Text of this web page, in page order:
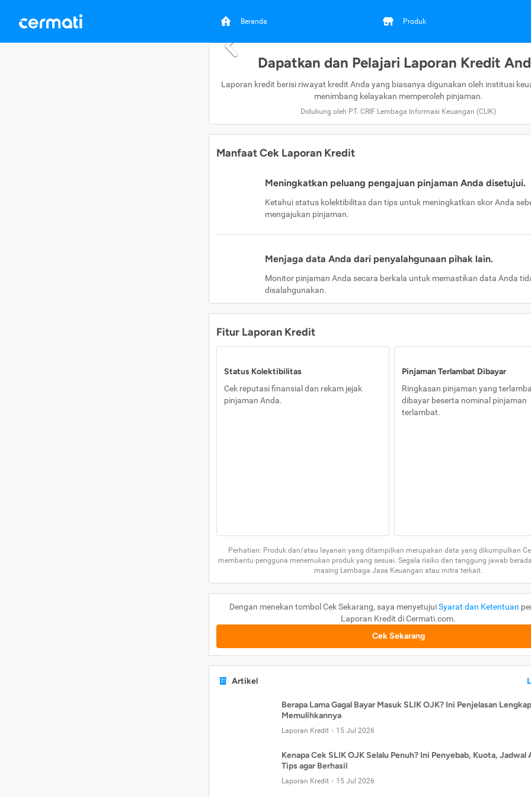
Beranda Produk
Dapatkan dan Pelajari Laporan Kredit
Laporan kredit berisi riwayat kredit Anda yang biasanya digunakan oleh institusi
menimbang kelayakan memperoleh pinjaman.
Didukung oleh PT. CRIF Lembaga Informasi Keuangan (CLIK)
Manfaat Cek Laporan Kredit
Meningkatkan peluang pengajuan pinjaman Anda disetujui.
Ketahui status kolektibilitas dan tips untuk meningkatkan skor Anda
mengajukan pinjaman.
Menjaga data Anda dari penyalahgunaan pihak lain.
Monitor pinjaman Anda secara berkala untuk memastikan data Anda
disalahgunakan.
Fitur Laporan Kredit
Status Kolektibilitas
Cek reputasi finansial dan rekam jejak
pinjaman Anda.
Pinjaman Terlambat Dibayar
Ringkasan pinjaman yang
dibayar beserta nominal pinjaman
terlambat.
Perhatian: Produk dan/atau layanan yang ditampilkan merupakan data yang dikumpulkan
membantu pengguna menemukan produk yang sesuai. Segala risiko dan tanggung jawab
masing Lembaga Jasa Keuangan atau mitra terkait.
Dengan menekan tombol Cek Sekarang, saya menyetujuiSyarat dan Ketentuan
Laporan Kredit di Cermati.com.
Cek Sekarang
Artikel
Berapa Lama Gagal Bayar Masuk SLIK OJK? Ini Penjelasan
Memulihkannya
Laporan Kredit 15 Jul 2026
Kenapa Cek SLIK OJK Selalu Penuh? Ini Penyebab, Kuota, Jadwal
Tips agar Berhasil
Laporan Kredit 15 Jul 2026